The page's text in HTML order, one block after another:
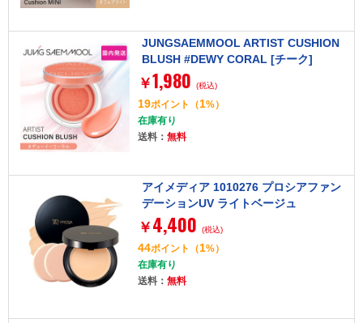
JUNGSAEMMOOL ARTIST CUSHION
BLUSH #DEWY CORAL [チーク]
￥1,980 (税込)
19ポイント （1%）
在庫有り
送料： 無料
アイメディア 1010276 プロシアファン
デーションUV ライトベージュ
￥ 4,400 (税込)
44ポイント （1%）
在庫有り
送料： 無料